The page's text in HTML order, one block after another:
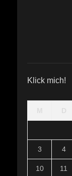
Klick mich!
3 4
10 11